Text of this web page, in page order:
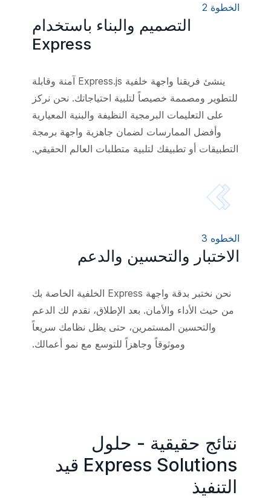
الخطوة 2
التصميم والبناء باستخدام
Express
ينشئ فريقنا واجهة خلفية Express.js آمنة وقابلة
للتطوير ومصممة خصيصاً لتلبية احتياجاتك. نحن نركز
على التعليمات البرمجية النظيفة والبنية المعيارية
وأفضل الممارسات لضمان جاهزية واجهة برمجة
التطبيقات أو تطبيقك لتلبية متطلبات العالم الحقيقي.
الخطوه 3
الاختبار والتحسين والدعم
نحن نختبر بدقة واجهة Express الخلفية الخاصة بك
من حيث الأداء والأمان. بعد الإطلاق، نقدم لك الدعم
والتحسين المستمرين، حتى يظل نظامك سريعاً
وموثوقاً وجاهزاً للتوسع مع نمو أعمالك.
نتائج حقيقية - حلول
Express Solutions قيد
التنفيذ